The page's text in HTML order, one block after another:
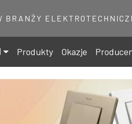
BRANŻY
Produkty Okazje